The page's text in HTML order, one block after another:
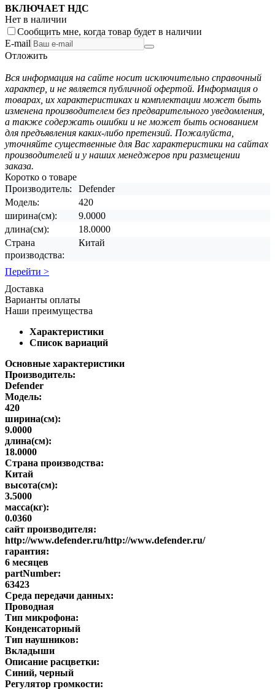
ВКЛЮЧАЕТ НДС
Нет в наличии
Сообщить мне, когда товар будет в наличии
E-mail
Отложить
Вся информация на сайте носит исключительно справочный
характер, и не является публичной офертой. Информация о
товарах, их характеристиках и комплектации может быть
изменена производителем без предварительного уведомления,
а также содержать ошибки и не может быть основанием
для предъявления каких-либо претензий. Пожалуйста,
уточняйте существенные для Вас характеристики на сайтах
производителей и у наших менеджеров при размещении
заказа.
Коротко о товаре
Производитель:
Defender
Модель:
420
ширина(см):
9.0000
длина(см):
18.0000
Страна
производства:
Китай
Перейти >
Доставка
Варианты оплаты
Наши преимущества
Характеристики
Список вариаций
Основные характеристики
Производитель:
Defender
Модель:
420
ширина(см):
9.0000
длина(см):
18.0000
Страна производства:
Китай
высота(см):
3.5000
масса(кг):
0.0360
сайт производителя:
http://www.defender.ru/http://www.defender.ru/
гарантия:
6 месяцев
partNumber:
63423
Среда передачи данных:
Проводная
Тип микрофона:
Конденсаторный
Тип наушников:
Вкладыши
Описание расцветки:
Синий, черный
Регулятор громкости: